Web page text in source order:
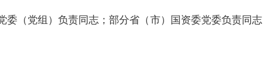
委（党组）负责同志；部分省（市）国资委党委负责同